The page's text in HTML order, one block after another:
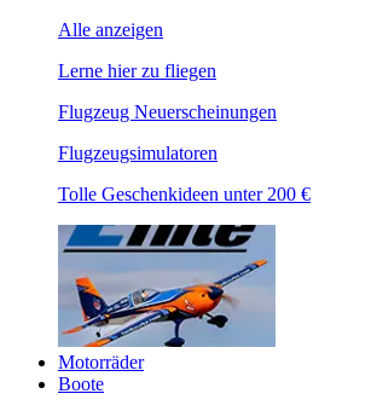
Alle anzeigen
Lerne hier zu fliegen
Flugzeug Neuerscheinungen
Flugzeugsimulatoren
Tolle Geschenkideen unter 200 €
Motorräder
Boote